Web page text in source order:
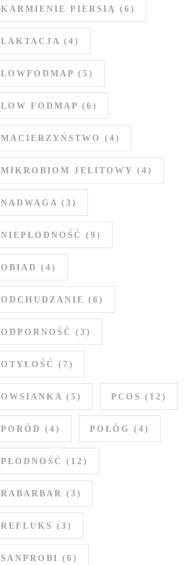
KARMIENIE PIERSIĄ (6)
LAKTACJA (4)
LOWFODMAP (5)
LOW FODMAP (6)
MACIERZYŃSTWO (4)
MIKROBIOM JELITOWY (4)
NADWAGA (3)
NIEPŁODNOŚĆ (9)
OBIAD (4)
ODCHUDZANIE (6)
ODPORNOŚĆ (3)
OTYŁOŚĆ (7)
OWSIANKA (5) PCOS (12)
PORÓD (4) POŁÓG (4)
PŁODNOŚĆ (12)
RABARBAR (3)
REFLUKS (3)
SANPROBI (6)